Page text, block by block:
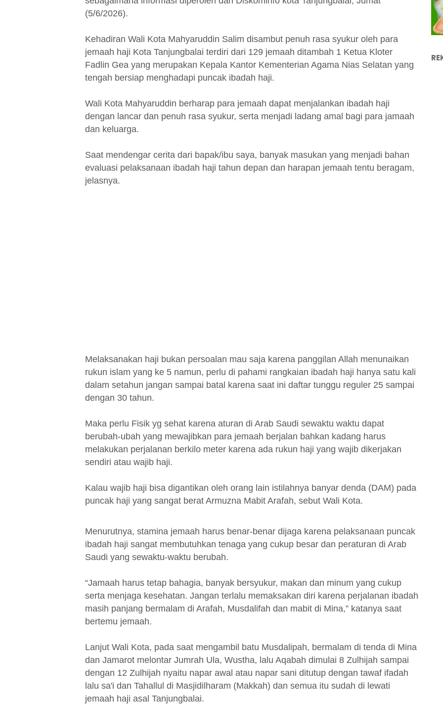
(5/6/2026).
Kehadiran Wali Kota Mahyaruddin Salim disambut penuh rasa syukur oleh para
jemaah haji Kota Tanjungbalai terdiri dari 129 jemaah ditambah 1 Ketua Kloter
Fadlin Gea yang merupakan Kepala Kantor Kementerian Agama Nias Selatan yang
tengah bersiap menghadapi puncak ibadah haji.
Wali Kota Mahyaruddin berharap para jemaah dapat menjalankan ibadah haji
dengan lancar dan penuh rasa syukur, serta menjadi ladang amal bagi para jamaah
dan keluarga.
Saat mendengar cerita dari bapak/ibu saya, banyak masukan yang menjadi bahan
evaluasi pelaksanaan ibadah haji tahun depan dan harapan jemaah tentu beragam,
jelasnya.
Melaksanakan haji bukan persoalan mau saja karena panggilan Allah menunaikan
rukun islam yang ke 5 namun, perlu di pahami rangkaian ibadah haji hanya satu kali
dalam setahun jangan sampai batal karena saat ini daftar tunggu reguler 25 sampai
dengan 30 tahun.
Maka perlu Fisik yg sehat karena aturan di Arab Saudi sewaktu waktu dapat
berubah-ubah yang mewajibkan para jemaah berjalan bahkan kadang harus
melakukan perjalanan berkilo meter karena ada rukun haji yang wajib dikerjakan
sendiri atau wajib haji.
Kalau wajib haji bisa digantikan oleh orang lain istilahnya banyar denda (DAM) pada
puncak haji yang sangat berat Armuzna Mabit Arafah, sebut Wali Kota.
Menurutnya, stamina jemaah harus benar-benar dijaga karena pelaksanaan puncak
ibadah haji sangat membutuhkan tenaga yang cukup besar dan peraturan di Arab
Saudi yang sewaktu-waktu berubah.
“Jamaah harus tetap bahagia, banyak bersyukur, makan dan minum yang cukup
serta menjaga kesehatan. Jangan terlalu memaksakan diri karena perjalanan ibadah
masih panjang bermalam di Arafah, Musdalifah dan mabit di Mina,” katanya saat
bertemu jemaah.
Lanjut Wali Kota, pada saat mengambil batu Musdalipah, bermalam di tenda di Mina
dan Jamarot melontar Jumrah Ula, Wustha, lalu Aqabah dimulai 8 Zulhijah sampai
dengan 12 Zulhijah nyaitu napar awal atau napar sani ditutup dengan tawaf ifadah
lalu sa'i dan Tahallul di Masjidilharam (Makkah) dan semua itu sudah di lewati
jemaah haji asal Tanjungbalai.